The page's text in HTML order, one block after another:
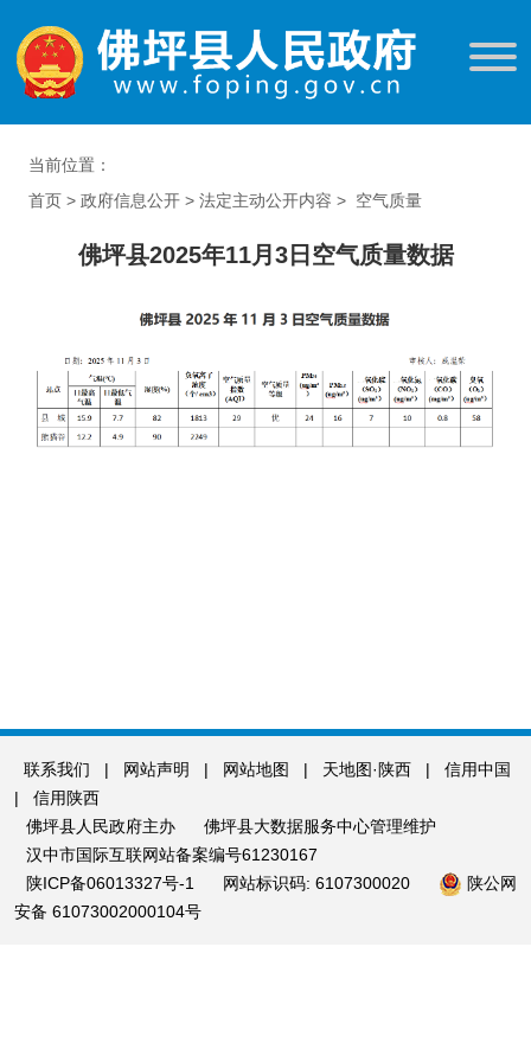
当前位置：
首页 > 政府信息公开 > 法定主动公开内容 > 空气质量
佛坪县2025年11月3日空气质量数据
联系我们 | 网站声明 | 网站地图 | 天地图·陕西 |
信用中国
|
信用陕西
佛坪县人民政府主办
佛坪县大数据服务中心管理维护
汉中市国际互联网站备案编号61230167
陕ICP备06013327号-1
网站标识码: 6107300020
陕公网
安备 61073002000104号